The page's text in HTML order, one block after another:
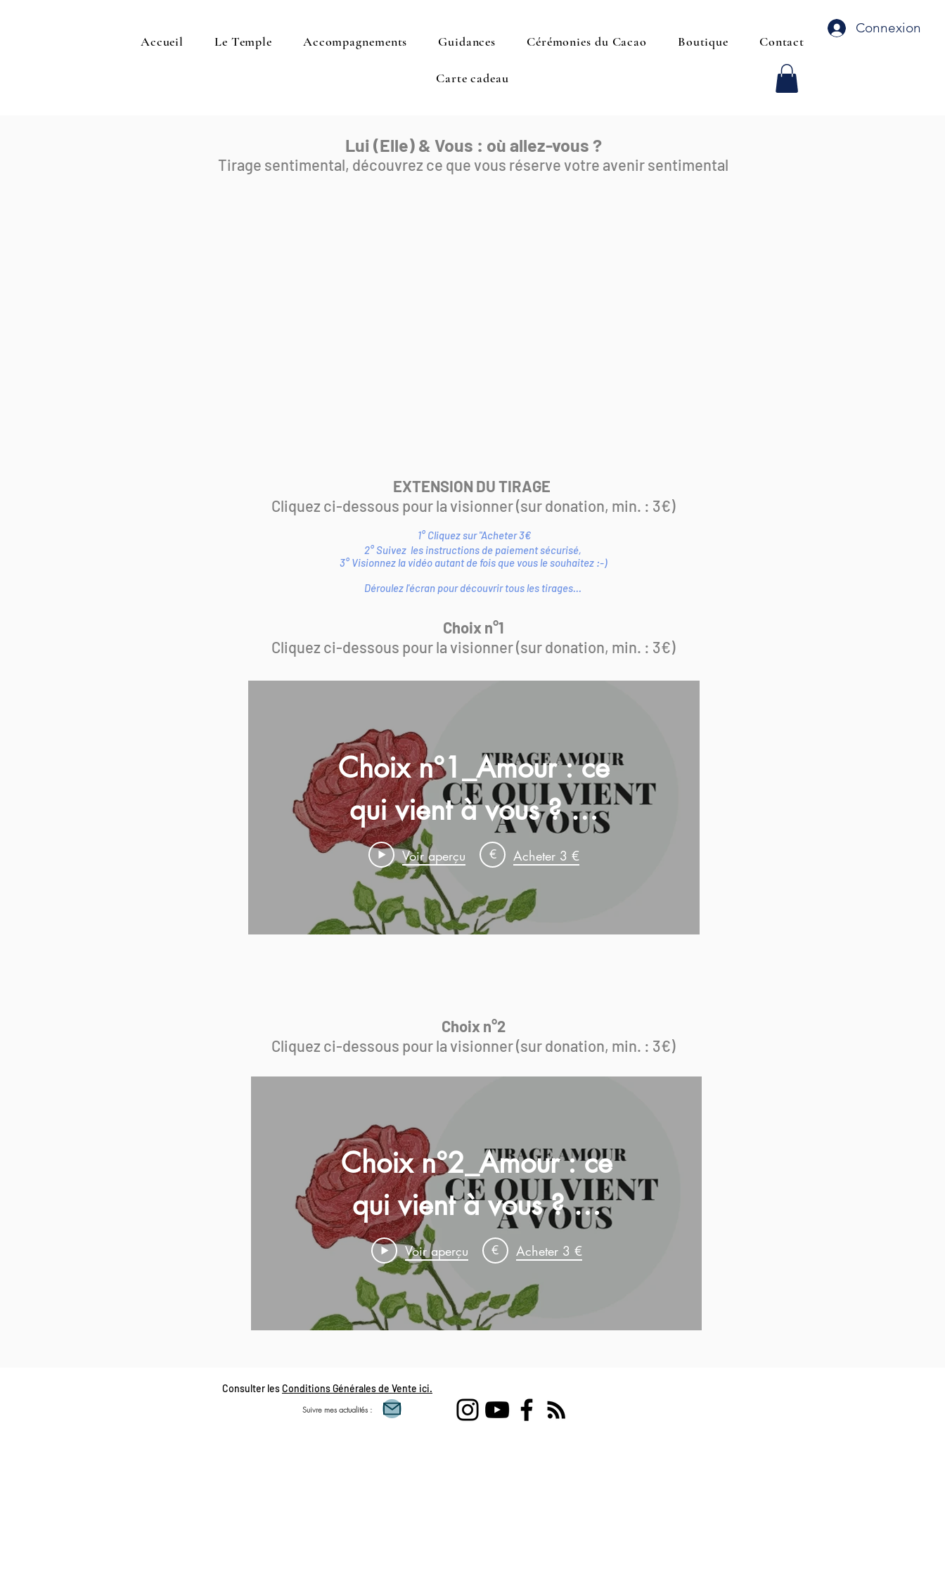
Connexion
Accueil Le Temple Accompagnements Guidances Cérémonies du Cacao Boutique Contact
Carte cadeau
Lui (Elle) & Vous : où allez-vous ?
Tirage sentimental, découvrez ce que vous réserve votre avenir sentimental
EXTENSION DU TIRAGE
Cliquez ci-dessous pour la visionner (sur donation, min. : 3€)
1° Cliquez sur "Acheter 3€
2° Suivez les instructions de paiement sécurisé,
3° Visionnez la vidéo autant de fois que vous le souhaitez :-)
Déroulez l'écran pour découvrir tous les tirages...
Choix n°1
Cliquez ci-dessous pour la visionner (sur donation, min. : 3€)
Choix n°1_Amour : ce
qui vient à vous ? 💗
GUIDANCE
SENTIMENTALE
Voir aperçu € Acheter 3 €
Choix n°2
Cliquez ci-dessous pour la visionner (sur donation, min. : 3€)
Choix n°2_Amour : ce
qui vient à vous ? 💗
GUIDANCE
SENTIMENTALE
Voir aperçu € Acheter 3 €
Consulter lesConditions Générales de Vente ici.
Suivre mes actualités :